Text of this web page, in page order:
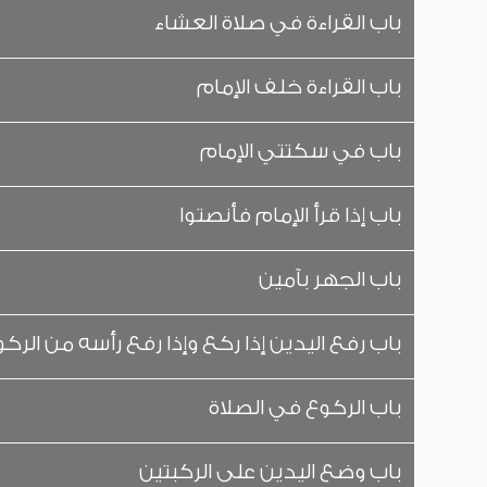
باب القراءة في صلاة العشاء
باب القراءة خلف الإمام
باب في سكتتي الإمام
باب إذا قرأ الإمام فأنصتوا
باب الجهر بآمين
باب رفع اليدين إذا ركع وإذا رفع رأسه من
باب الركوع في الصلاة
باب وضع اليدين على الركبتين